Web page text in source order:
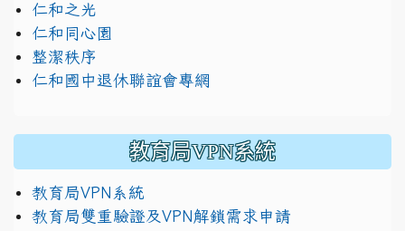
仁和之光
仁和同心園
整潔秩序
仁和國中退休聯誼會專網
教育局VPN系統
教育局VPN系統
教育局雙重驗證及VPN解鎖需求申請